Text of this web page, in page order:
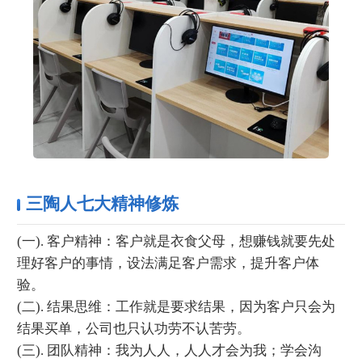
三陶人七大精神修炼
(一). 客户精神：客户就是衣食父母，想赚钱就要先处
理好客户的事情，设法满足客户需求，提升客户体
验。
(二). 结果思维：工作就是要求结果，因为客户只会为
结果买单，公司也只认功劳不认苦劳。
(三). 团队精神：我为人人，人人才会为我；学会沟